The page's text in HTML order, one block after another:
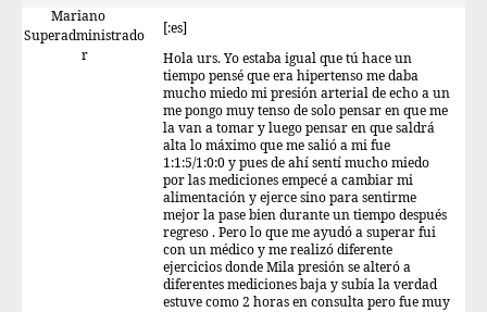
Mariano
Superadministrado
r
[:es]
Hola urs. Yo estaba igual que tú hace un
tiempo pensé que era hipertenso me daba
mucho miedo mi presión arterial de echo a un
me pongo muy tenso de solo pensar en que me
la van a tomar y luego pensar en que saldrá
alta lo máximo que me salió a mi fue
1:1:5/1:0:0 y pues de ahí sentí mucho miedo
por las mediciones empecé a cambiar mi
alimentación y ejerce sino para sentirme
mejor la pase bien durante un tiempo después
regreso . Pero lo que me ayudó a superar fui
con un médico y me realizó diferente
ejercicios donde Mila presión se alteró a
diferentes mediciones baja y subía la verdad
estuve como 2 horas en consulta pero fue muy